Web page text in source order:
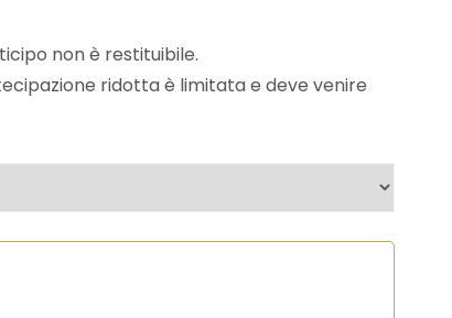
non è restituibile.
ridotta è limitata e deve venire